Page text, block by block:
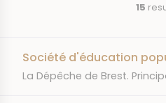
15
Société d'éducation
JOURNAL
La Dépêche de Brest.